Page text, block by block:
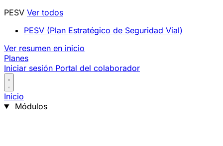
PESV Ver todos
PESV (Plan Estratégico de Seguridad Vial)
Ver resumen en inicio
Planes
Iniciar sesión Portal del colaborador
Inicio
Módulos